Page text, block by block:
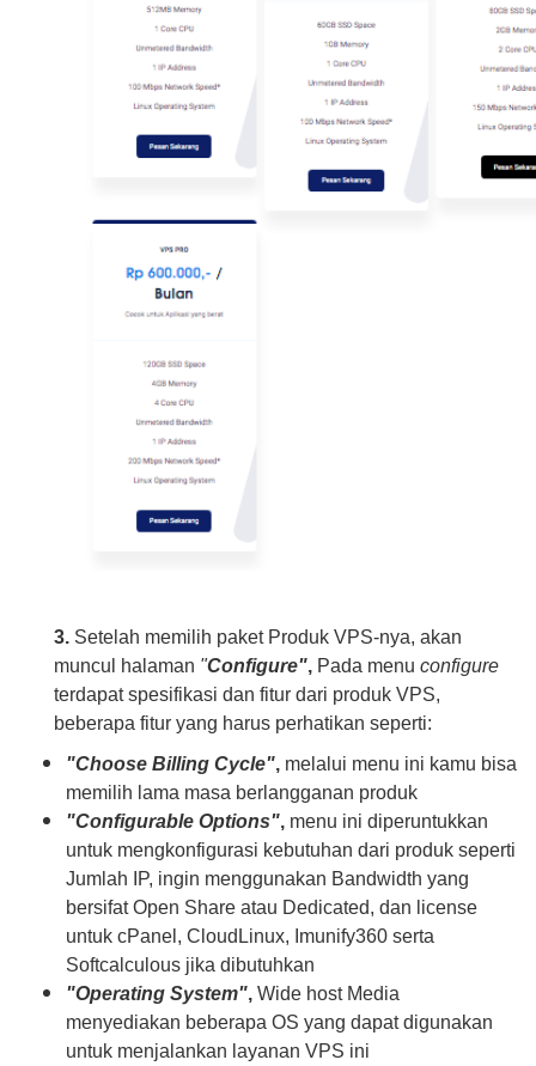
3. Setelah memilih paket Produk VPS-nya, akan
muncul halaman "Configure", Pada menu configure
terdapat spesifikasi dan fitur dari produk VPS,
beberapa fitur yang harus perhatikan seperti:
"Choose Billing Cycle", melalui menu ini kamu bisa
memilih lama masa berlangganan produk
"Configurable Options", menu ini diperuntukkan
untuk mengkonfigurasi kebutuhan dari produk seperti
Jumlah IP, ingin menggunakan Bandwidth yang
bersifat Open Share atau Dedicated, dan license
untuk cPanel, CloudLinux, Imunify360 serta
Softcalculous jika dibutuhkan
"Operating System", Wide host Media
menyediakan beberapa OS yang dapat digunakan
untuk menjalankan layanan VPS ini